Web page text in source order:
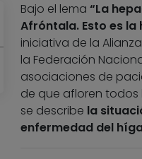
Bajo el lema “La
Afróntala. Esto es la
iniciativa de la
la Federación
asociaciones de
de que afloren todos
se describe la
enfermedad del